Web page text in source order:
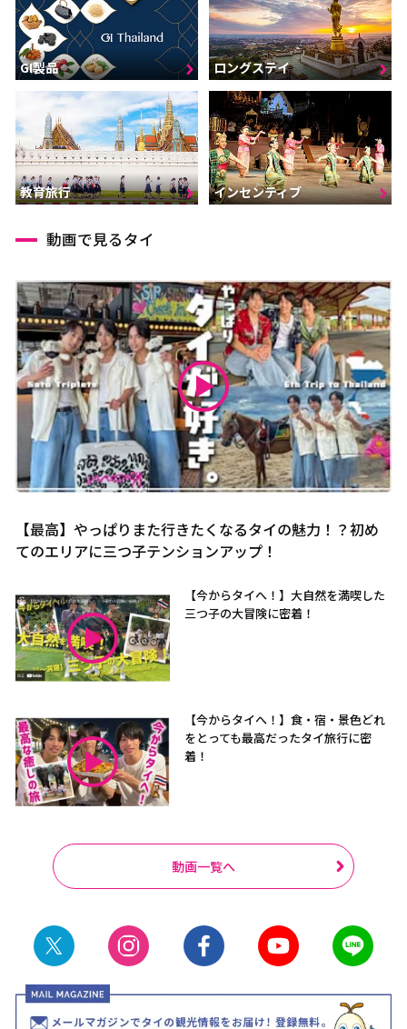
GI製品 ロングステイ
教育旅行 インセンティブ
動画で見るタイ
【最高】やっぱりまた行きたくなるタイの魅力！？初め
てのエリアに三つ子テンションアップ！
【今からタイへ！】大自然を満喫した
三つ子の大冒険に密着！
【今からタイへ！】食・宿・景色どれ
をとっても最高だったタイ旅行に密
着！
動画一覧へ